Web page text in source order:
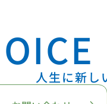
人生に新し